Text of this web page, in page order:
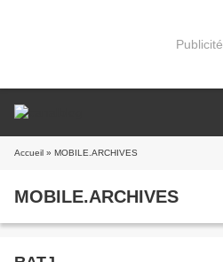
Publicité
Accueil » MOBILE.ARCHIVES
MOBILE.ARCHIVES